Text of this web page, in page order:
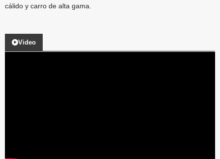
cálido y carro de alta gama.
Video